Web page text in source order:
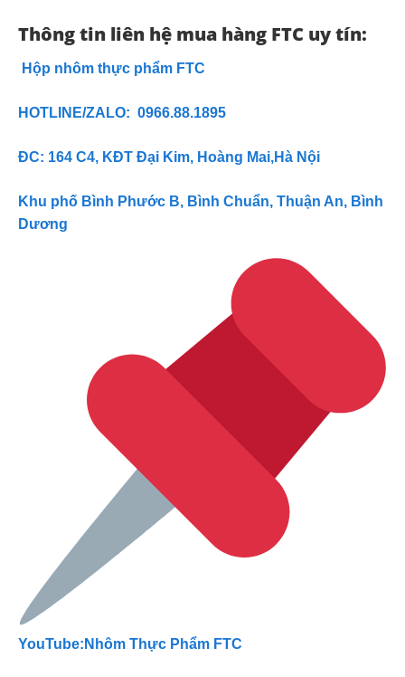
Thông tin liên hệ mua hàng FTC uy tín:
Hộp nhôm thực phẩm FTC
HOTLINE/ZALO: 0966.88.1895
ĐC: 164 C4, KĐT Đại Kim, Hoàng Mai,Hà Nội
Khu phố Bình Phước B, Bình Chuẩn, Thuận An, Bình
Dương
YouTube:Nhôm Thực Phẩm FTC